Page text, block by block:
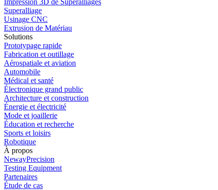
Impression 3D de Superalliages
Superalliage
Usinage CNC
Extrusion de Matériau
Solutions
Prototypage rapide
Fabrication et outillage
Aérospatiale et aviation
Automobile
Médical et santé
Électronique grand public
Architecture et construction
Énergie et électricité
Mode et joaillerie
Éducation et recherche
Sports et loisirs
Robotique
À propos
NewayPrecision
Testing Equipment
Partenaires
Étude de cas